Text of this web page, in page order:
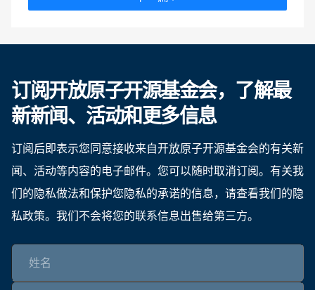
订阅开放原子开源基金会，了解最
新新闻、活动和更多信息
订阅后即表示您同意接收来自开放原子开源基金会的有关新
闻、活动等内容的电子邮件。您可以随时取消订阅。有关我
们的隐私做法和保护您隐私的承诺的信息，请查看我们的隐
私政策。我们不会将您的联系信息出售给第三方。